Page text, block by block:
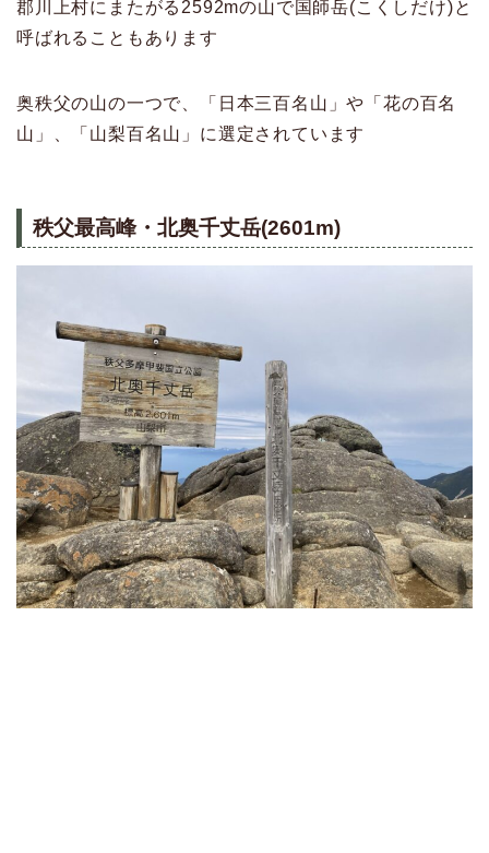
郡川上村にまたがる2592mの山で国師岳(こくしだけ)と
呼ばれることもあります
奥秩父の山の一つで、「日本三百名山」や「花の百名
山」、「山梨百名山」に選定されています
秩父最高峰・北奥千丈岳(2601m)